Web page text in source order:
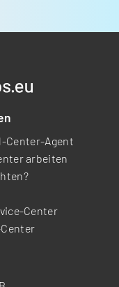
Center-Agent
arbeiten
Center